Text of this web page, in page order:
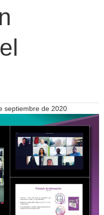
septiembre de 2020